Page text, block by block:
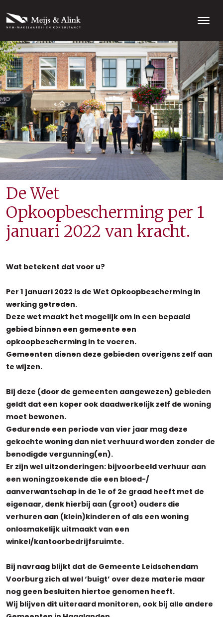
De Wet
Opkoopbescherming per 1
januari 2022 van kracht.
Wat betekent dat voor u?
Per 1 januari 2022 is de Wet Opkoopbescherming in
werking getreden.
Deze wet maakt het mogelijk om in een bepaald
gebied binnen een gemeente een
opkoopbescherming in te voeren.
Gemeenten dienen deze gebieden overigens zelf aan
te wijzen.
Bij deze (door de gemeenten aangewezen) gebieden
geldt dat een koper ook daadwerkelijk zelf de woning
moet bewonen.
Gedurende een periode van vier jaar mag deze
gekochte woning dan niet verhuurd worden zonder de
benodigde vergunning(en).
Er zijn wel uitzonderingen: bijvoorbeeld verhuur aan
een woningzoekende die een bloed-/
aanverwantschap in de 1e of 2e graad heeft met de
eigenaar, denk hierbij aan (groot) ouders die
verhuren aan (klein)kinderen of als een woning
onlosmakelijk uitmaakt van een
winkel/kantoorbedrijfsruimte.
Bij navraag blijkt dat de Gemeente Leidschendam
Voorburg zich al wel ‘buigt’ over deze materie maar
nog geen besluiten hiertoe genomen heeft.
Wij blijven dit uiteraard monitoren, ook bij alle andere